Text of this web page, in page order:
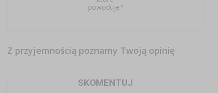
powoduje?
Z przyjemnością poznamy Twoją opinię
SKOMENTUJ